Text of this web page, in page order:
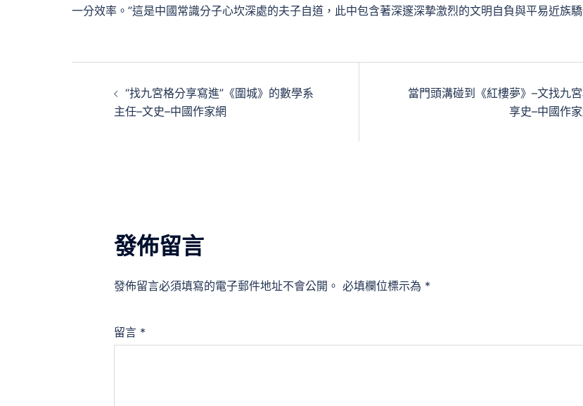
一分效率。”這是中國常識分子心坎深處的夫子自道，此中包含著深邃深摯激烈的文明自負與平易近族驕
“找九宮格分享寫進”《圍城》的數學系
主任–文史–中國作家網
當門頭溝碰到《紅樓夢》–文找九
享史–中國作
發佈留言
發佈留言必須填寫的電子郵件地址不會公開。 必填欄位標示為 *
留言 *